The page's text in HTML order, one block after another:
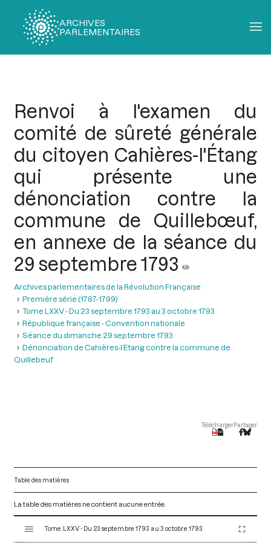
ARCHIVES
PARLEMENTAIRES
Renvoi à l'examen du
comité de sûreté générale
du citoyen Cahières-l'Étang
qui présente une
dénonciation contre la
commune de Quillebœuf,
en annexe de la séance du
29 septembre 1793
Archives parlementaires de la Révolution Française
Première série (1787-1799)
Tome LXXV - Du 23 septembre 1793 au 3 octobre 1793
République française - Convention nationale
Séance du dimanche 29 septembre 1793
Dénonciation de Cahières-l’Etang contre la commune de
Quillebeuf
TéléchargerPartager
Table des matières
La table des matières ne contient aucune entrée.
Tome LXXV - Du 23 septembre 1793 au 3 octobre 1793